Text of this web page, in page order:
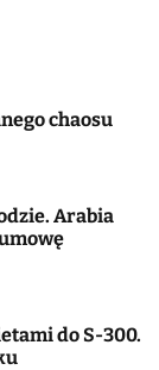
chaosu
Arabia
do S-300.